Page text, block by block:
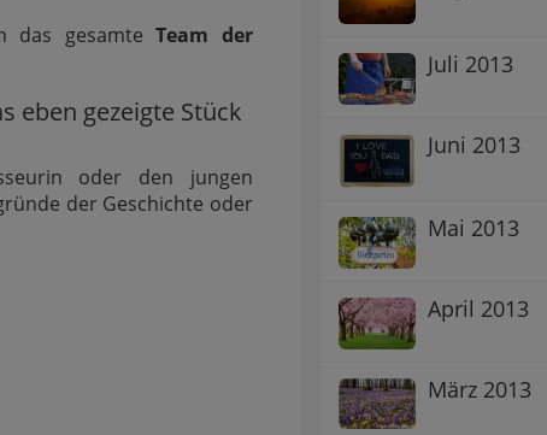
das gesamteTeam der
eben gezeigte Stück
oder den jungen
der Geschichte oder
Juli 2013
Juni 2013
Mai 2013
April 2013
März 2013